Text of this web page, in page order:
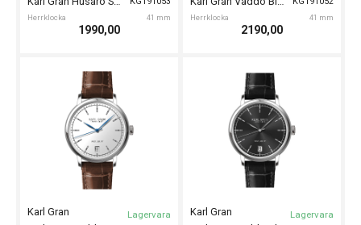
KG191053
Karl Gran
Karl Gran Husarö Silver 41mm
Fåtal kvar!
1990,00
KG191052
Karl Gran
Karl Gran Väddö Blue 41mm
2190,00